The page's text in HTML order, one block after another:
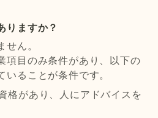
りますか？
せん。
項目のみ条件があり、以下の
いることが条件です。
格があり、人にアドバイスを